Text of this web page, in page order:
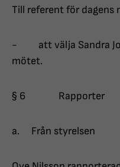
Till referent för dagens
- att välja Sandra
mötet.
§ 6 Rapporter
a. Från styrelsen